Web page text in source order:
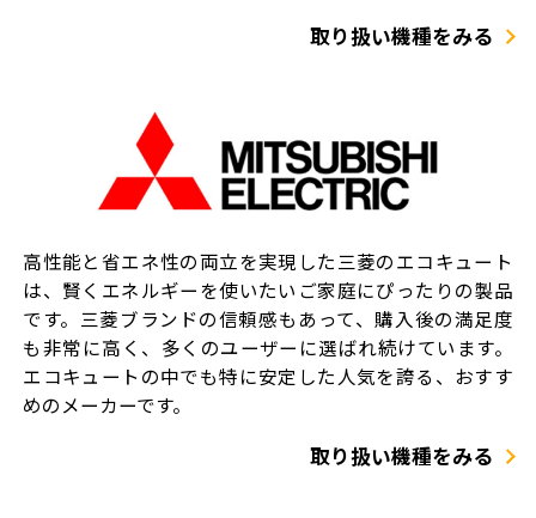
取り扱い機種をみる
高性能と省エネ性の両立を実現した三菱のエコキュート
は、賢くエネルギーを使いたいご家庭にぴったりの製品
です。三菱ブランドの信頼感もあって、購入後の満足度
も非常に高く、多くのユーザーに選ばれ続けています。
エコキュートの中でも特に安定した人気を誇る、おすす
めのメーカーです。
取り扱い機種をみる